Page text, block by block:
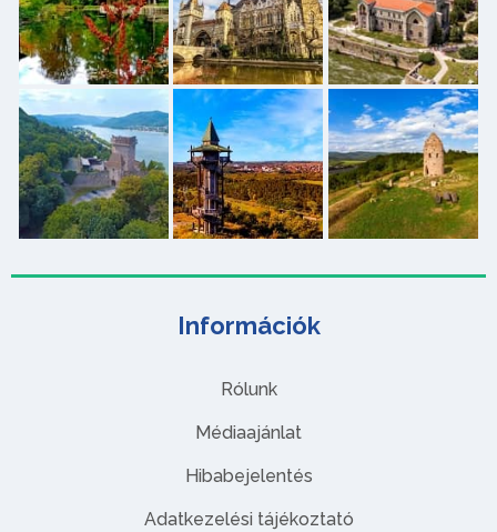
Információk
Rólunk
Médiaajánlat
Hibabejelentés
Adatkezelési tájékoztató